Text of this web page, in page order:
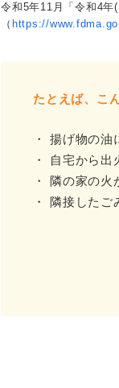
令和5年11月「令和4年
（ https://
たとえば、こ
・
揚げ物の油
・
自宅から出
・
隣の家の火
・
隣接したご